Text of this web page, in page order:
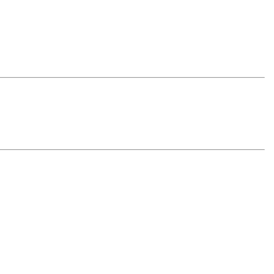
Vipps, Klarna och Google Pay.
debiteras kortet/fakturan.